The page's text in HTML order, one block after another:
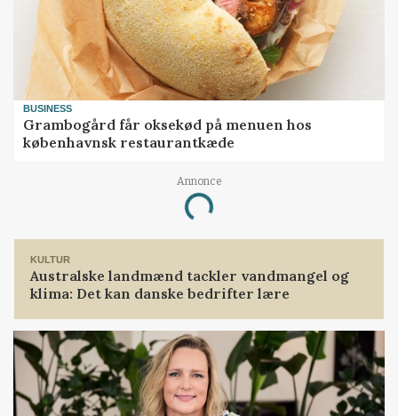
BUSINESS
Grambogård får oksekød på menuen hos
københavnsk restaurantkæde
Annonce
Loading...
KULTUR
Australske landmænd tackler vandmangel og
klima: Det kan danske bedrifter lære